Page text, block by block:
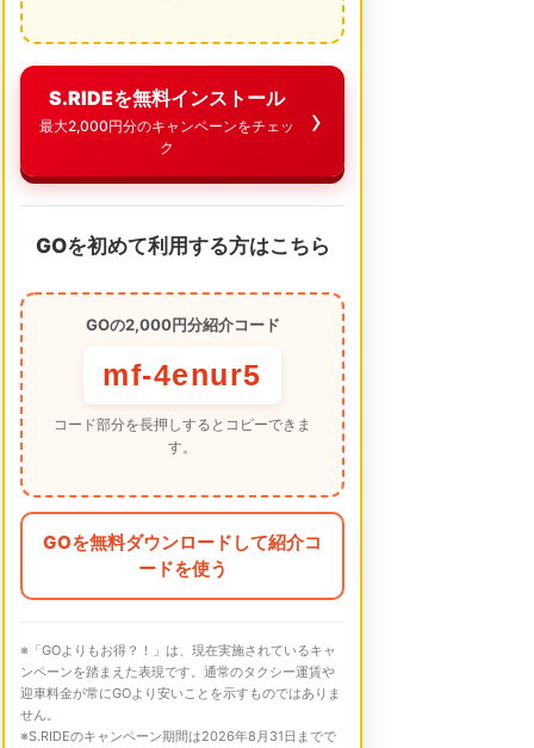
S.RIDEを無料インストール
最大2,000円分のキャンペーンをチェッ
ク
GOを初めて利用する方はこちら
GOの2,000円分紹介コード
mf-4enur5
コード部分を長押しするとコピーできま
す。
GOを無料ダウンロードして紹介コ
ードを使う
※「GOよりもお得？！」は、現在実施されているキャ
ンペーンを踏まえた表現です。通常のタクシー運賃や
迎車料金が常にGOより安いことを示すものではありま
せん。
※S.RIDEのキャンペーン期間は2026年8月31日までで